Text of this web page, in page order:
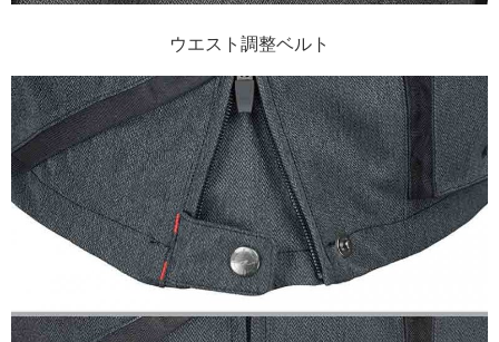
ウエスト調整ベルト